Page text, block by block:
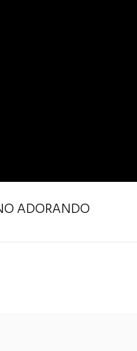
ADORANDO